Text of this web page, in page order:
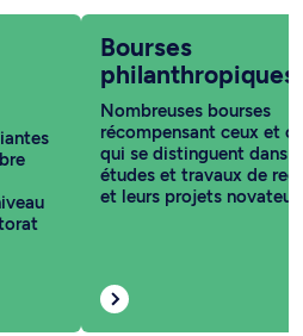
Bourses
philanthropiques
Nombreuses bourses
récompensant ceux et
qui se distinguent dans
études et travaux de
et leurs projets